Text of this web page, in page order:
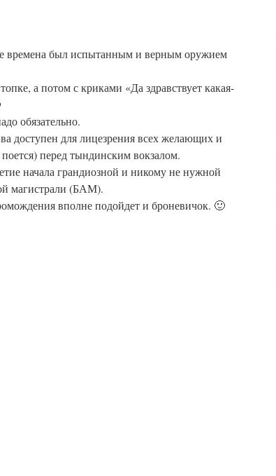
времена был испытанным и верным оружием
а потом с криками «Да здравствует какая-
обязательно.
доступен для лицезрения всех желающих и
перед тындинским вокзалом.
начала грандиозной и никому не нужной
магистрали (БАМ).
вполне подойдет и броневичок. 🙂